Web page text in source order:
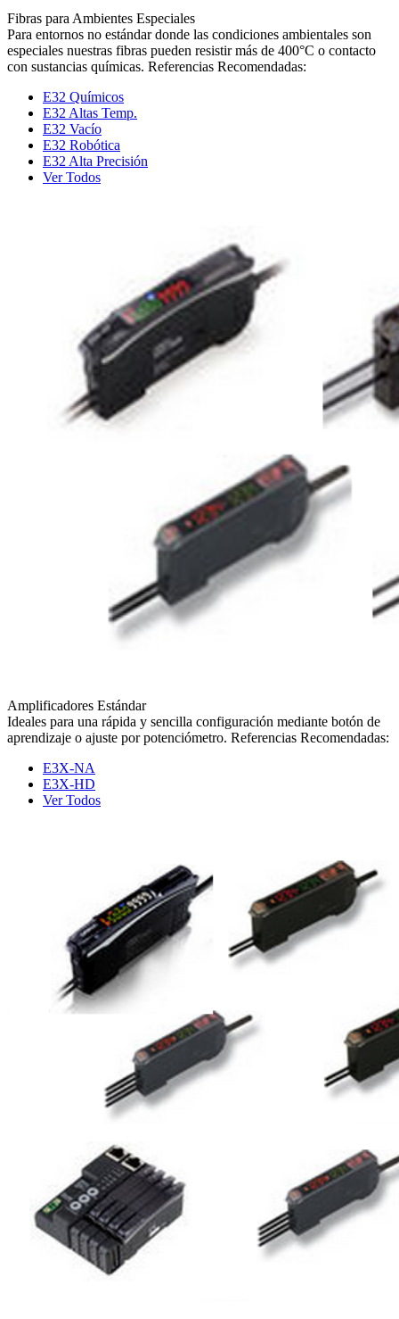
Fibras para Ambientes Especiales
Para entornos no estándar donde las condiciones ambientales son
especiales nuestras fibras pueden resistir más de 400°C o contacto
con sustancias químicas. Referencias Recomendadas:
E32 Químicos
E32 Altas Temp.
E32 Vacío
E32 Robótica
E32 Alta Precisión
Ver Todos
Amplificadores Estándar
Ideales para una rápida y sencilla configuración mediante botón de
aprendizaje o ajuste por potenciómetro. Referencias Recomendadas:
E3X-NA
E3X-HD
Ver Todos